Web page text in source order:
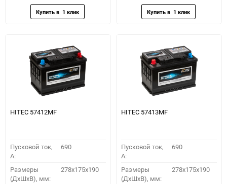
HITEC 57412MF
Пусковой ток,
A:
690
Размеры
(ДхШхВ), мм:
278x175x190
HITEC 57413MF
Пусковой ток,
A:
690
Размеры
(ДхШхВ), мм:
278x175x190